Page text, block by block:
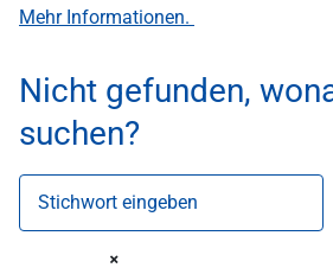
Mehr Informationen.
Nicht gefunden,
suchen?
Stichwort eingeben